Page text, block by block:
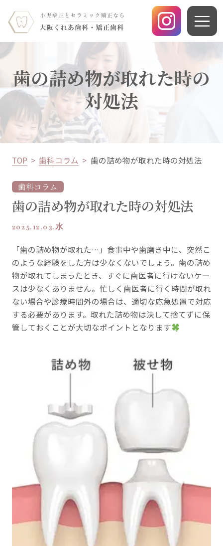
歯の詰め物が取れた時の
対処法
TOP 歯科コラム 歯の詰め物が取れた時の対処法
歯科コラム
歯の詰め物が取れた時の対処法
2025.12.03.水
「歯の詰め物が取れた…」食事中や歯磨き中に、突然こ
のような経験をした方は少なくないでしょう。歯の詰め
物が取れてしまったとき、すぐに歯医者に行けないケー
スは少なくありません。忙しく歯医者に行く時間が取れ
ない場合や診療時間外の場合は、適切な応急処置で対応
する必要があります。取れた詰め物は決して捨てずに保
管しておくことが大切なポイントとなります